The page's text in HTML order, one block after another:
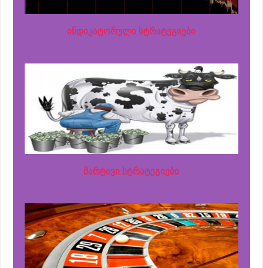
ინდიკატორული სტრატეგიები
მარტივი სტრატეგიები